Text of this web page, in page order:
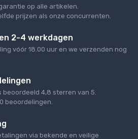
op alle artikelen.
prijzen als onze concurrenten.
2-4 werkdagen
vóór 18.00 uur en we verzenden nog
beoordeeld 4,8 sterren van 5
beoordelingen.
via bekende en veilige